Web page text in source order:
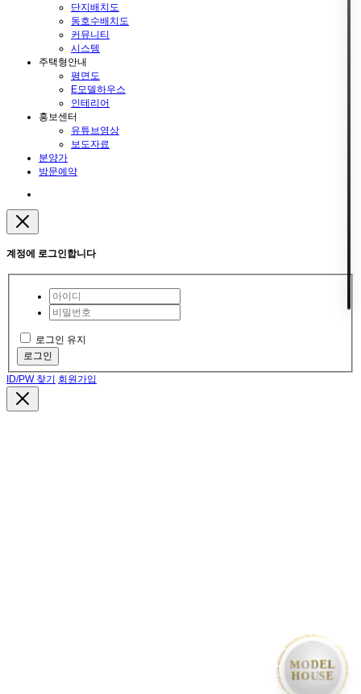
단지배치도
동호수배치도
커뮤니티
시스템
주택형안내
평면도
E모델하우스
인테리어
홍보센터
유튜브영상
보도자료
분양가
방문예약
계정에 로그인합니다
로그인 유지
로그인
ID/PW 찾기 회원가입
• MODEL HOUSE GRAND OPEN • MODEL HOUSE GRAND OPEN • MODEL HOUSE GRAND OPEN •
MODEL
HOUSE